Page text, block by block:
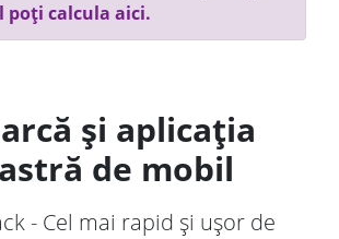
poți calcula aici.
și aplicația
de mobil
- Cel mai rapid și ușor de